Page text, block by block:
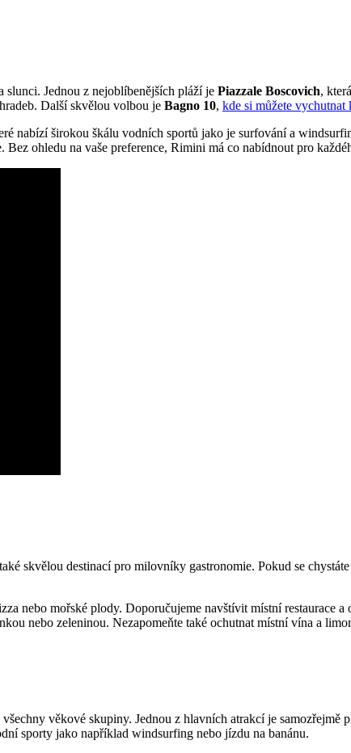
slunci. Jednou z nejoblíbenějších pláží je Piazzale Boscovich,
Další skvělou volbou je Bagno 10, kde si můžete vychutnat
nabízí širokou škálu vodních sportů jako je surfování a
ohledu na vaše preference, Rimini má co nabídnout pro
skvělou destinací pro milovníky gastronomie. Pokud se
nebo mořské plody. Doporučujeme navštívit místní restaurace
nebo zeleninou. Nezapomeňte také ochutnat místní vína a
věkové skupiny. Jednou z hlavních atrakcí je samozřejmě
sporty jako například windsurfing nebo jízdu na banánu.